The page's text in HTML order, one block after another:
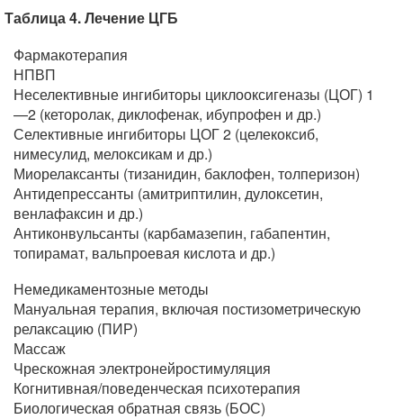
Таблица 4. Лечение ЦГБ
Фармакотерапия
НПВП
Неселективные ингибиторы циклооксигеназы (ЦОГ) 1
—2 (кеторолак, диклофенак, ибупрофен и др.)
Селективные ингибиторы ЦОГ 2 (целекоксиб,
нимесулид, мелоксикам и др.)
Миорелаксанты (тизанидин, баклофен, толперизон)
Антидепрессанты (амитриптилин, дулоксетин,
венлафаксин и др.)
Антиконвульсанты (карбамазепин, габапентин,
топирамат, вальпроевая кислота и др.)
Немедикаментозные методы
Мануальная терапия, включая постизометрическую
релаксацию (ПИР)
Массаж
Чрескожная электронейростимуляция
Когнитивная/поведенческая психотерапия
Биологическая обратная связь (БОС)